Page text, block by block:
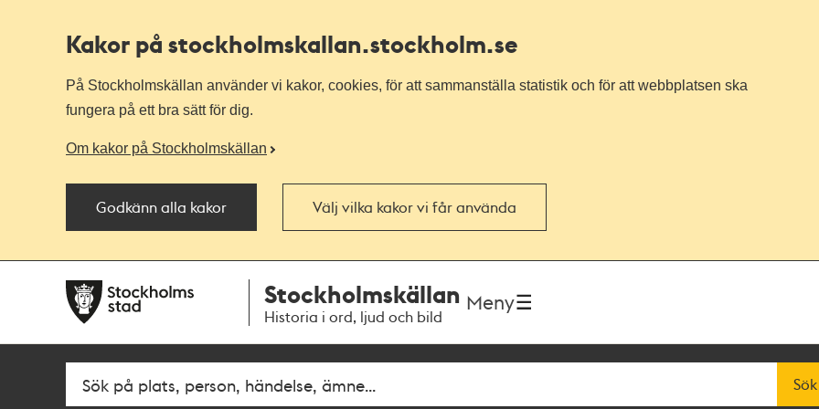
Kakor på stockholmskallan.stockholm.se
På Stockholmskällan använder vi kakor, cookies, för att sammanställa statistik och för att webbplatsen ska
fungera på ett bra sätt för dig.
Om kakor på Stockholmskällan
Godkänn alla kakor Välj vilka kakor vi får använda
navigationen
huvudinnehållet
Stockholmskällan
Historia i ord, ljud och bild
Meny
Fritextsök Sök